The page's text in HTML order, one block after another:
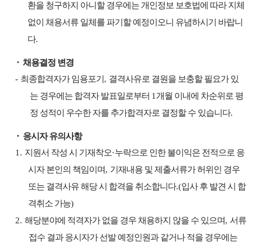
환을 청구하지 아니할 경우에는 개인정보 보호법에 따라 지체
없이 채용서류 일체를 파기할 예정이오니 유념하시기 바랍니
다.
⬝채용결정 변경
- 최종합격자가 임용포기 , 결격사유로 결원을 보충할 필요가 있
는 경우에는 합격자 발표일로부터 1 개월 이내에 차순위로 평
정 성적이 우수한 자를 추가합격자로 결정할 수 있습니다.
⬝ 응시자 유의사항
1. 지원서 작성 시 기재착오·누락으로 인한 불이익은 전적으로 응
시자 본인의 책임이며, 기재내용 및 제출서류가 허위인 경우
또는 결격사유 해당 시 합격을 취소합니다.(입사 후 발견 시 합
격취소 가능)
2.해당분야에 적격자가 없을 경우 채용하지 않을 수 있으며,서류
접수 결과 응시자가 선발 예정인원과 같거나 적을 경우에는